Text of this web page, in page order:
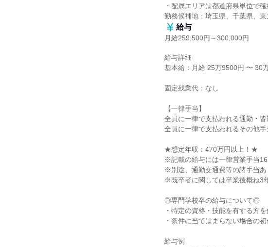
・配属エリアは都道府県単位で確
勤務候補地：埼玉県、千葉県、
給与
月給259,500円～300,000円
給与詳細
基本給：月給 25万9500円 〜 30
固定残業代：なし
【一律手当】
全員に一律で支払われる通勤・
全員に一律で支払われるその他手
★想定年収：470万円以上！★
※記載の給与には一律営業手当
※別途、通勤交通費等の諸手当あ
※既卒者に関しては卒業後概ね3
◎専門学校卒の給与について◎
・特定の資格・技能を有する方
・条件に当てはまらない場合の
給与例